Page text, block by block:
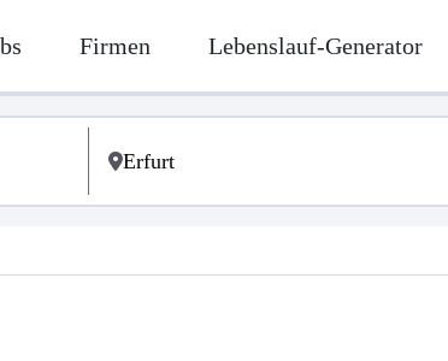
Firmen Lebenslauf-Generator